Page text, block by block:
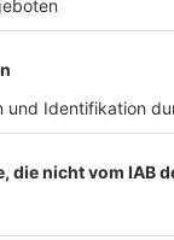
ALLE
Letzte Spiele